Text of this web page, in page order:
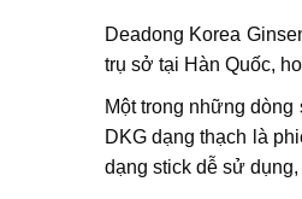
Deadong Korea
trụ sở tại Hàn Quốc,
Một trong những
DKG dạng thạch là
dạng stick dễ sử